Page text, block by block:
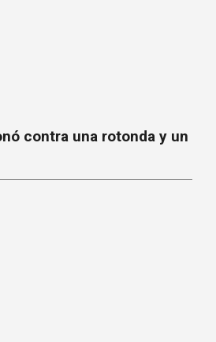
contra una rotonda y un